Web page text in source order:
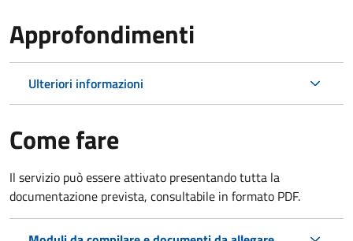
Approfondimenti
Ulteriori informazioni
Come fare
Il servizio può essere attivato presentando tutta la
documentazione prevista, consultabile in formato PDF.